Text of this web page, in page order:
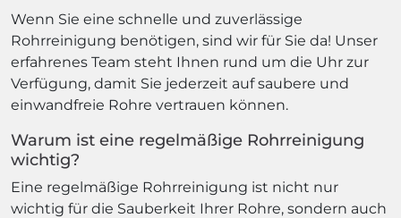
Wenn Sie eine schnelle und zuverlässige
Rohrreinigung benötigen, sind wir für Sie da! Unser
erfahrenes Team steht Ihnen rund um die Uhr zur
Verfügung, damit Sie jederzeit auf saubere und
einwandfreie Rohre vertrauen können.
Warum ist eine regelmäßige Rohrreinigung
wichtig?
Eine regelmäßige Rohrreinigung ist nicht nur
wichtig für die Sauberkeit Ihrer Rohre, sondern auch